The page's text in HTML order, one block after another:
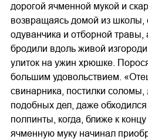
дорогой ячменной мукой и
возвращаясь домой из школы,
одуванчика и отборной
бродили вдоль живой
улиток на ужин хрюшке.
большим удовольствием.
свинарника, постилки соломы,
подобных дел, даже
полпинты, когда, ближе к концу
ячменную муку начинал